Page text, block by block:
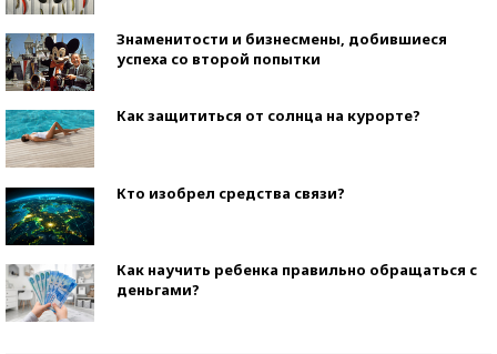
Знаменитости и бизнесмены, добившиеся
успеха со второй попытки
Как защититься от солнца на курорте?
Кто изобрел средства связи?
Как научить ребенка правильно обращаться с
деньгами?